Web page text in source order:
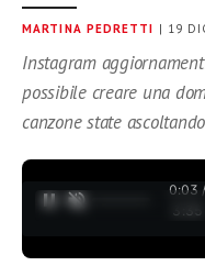
MARTINA PEDRETTI | 19
Instagram
possibile creare una
canzone state
0:04 /
3:35